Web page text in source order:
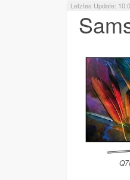
Letztes Update: